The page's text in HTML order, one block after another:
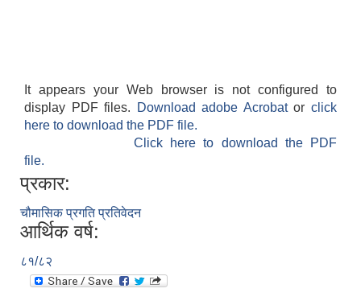
It appears your Web browser is not configured to
display PDF files.
Download adobe Acrobatorclick
here to download the PDF file.
Click here to download the PDF
file.
प्रकार:
चौमासिक प्रगति प्रतिवेदन
आर्थिक वर्ष:
८१/८२